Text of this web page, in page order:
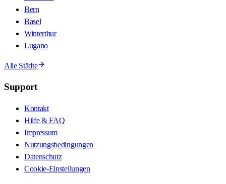
Bern
Basel
Winterthur
Lugano
Alle Städte
Support
Kontakt
Hilfe & FAQ
Impressum
Nutzungsbedingungen
Datenschutz
Cookie-Einstellungen